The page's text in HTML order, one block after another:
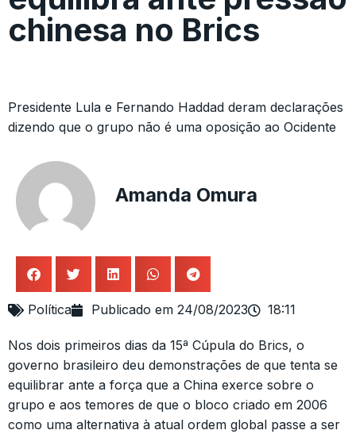
chinesa no Brics
Presidente Lula e Fernando Haddad deram declarações
dizendo que o grupo não é uma oposição ao Ocidente
Amanda Omura
Política Publicado em 24/08/2023 18:11
Nos dois primeiros dias da 15ª Cúpula do Brics, o
governo brasileiro deu demonstrações de que tenta se
equilibrar ante a força que a China exerce sobre o
grupo e aos temores de que o bloco criado em 2006
como uma alternativa à atual ordem global passe a ser